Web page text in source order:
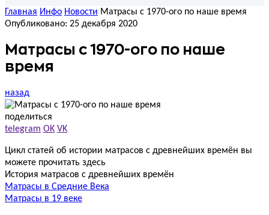
Главная Инфо Новости Матрасы с 1970-ого по наше время
Опубликовано: 25 декабря 2020
Матрасы с 1970-ого по наше
время
назад
поделиться
telegram OK VK
Цикл статей об истории матрасов с древнейших времён вы
можете прочитать здесь
История матрасов с древнейших времён
Матрасы в Средние Века
Матрасы в 19 веке